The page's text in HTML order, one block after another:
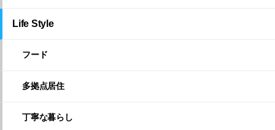
Life Style
フード
多拠点居住
丁寧な暮らし